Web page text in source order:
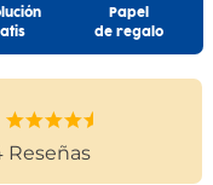
Papel
de regalo
Reseñas